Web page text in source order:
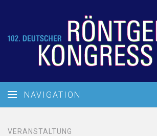
NAVIGATION
VERANSTALTUNG